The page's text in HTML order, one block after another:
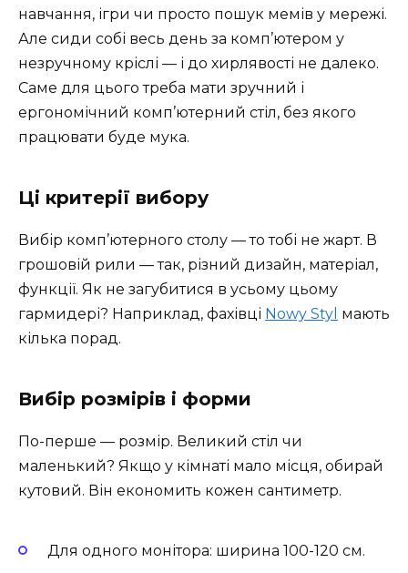
навчання, ігри чи просто пошук мемів у мережі.
Але сиди собі весь день за комп’ютером у
незручному кріслі — і до хирлявості не далеко.
Саме для цього треба мати зручний і
ергономічний комп’ютерний стіл, без якого
працювати буде мука.
Ці критерії вибору
Вибір комп’ютерного столу — то тобі не жарт. В
грошовій рили — так, різний дизайн, матеріал,
функції. Як не загубитися в усьому цьому
гармидері? Наприклад, фахівці Nowy Styl мають
кілька порад.
Вибір розмірів і форми
По-перше — розмір. Великий стіл чи
маленький? Якщо у кімнаті мало місця, обирай
кутовий. Він економить кожен сантиметр.
Для одного монітора: ширина 100-120 см.